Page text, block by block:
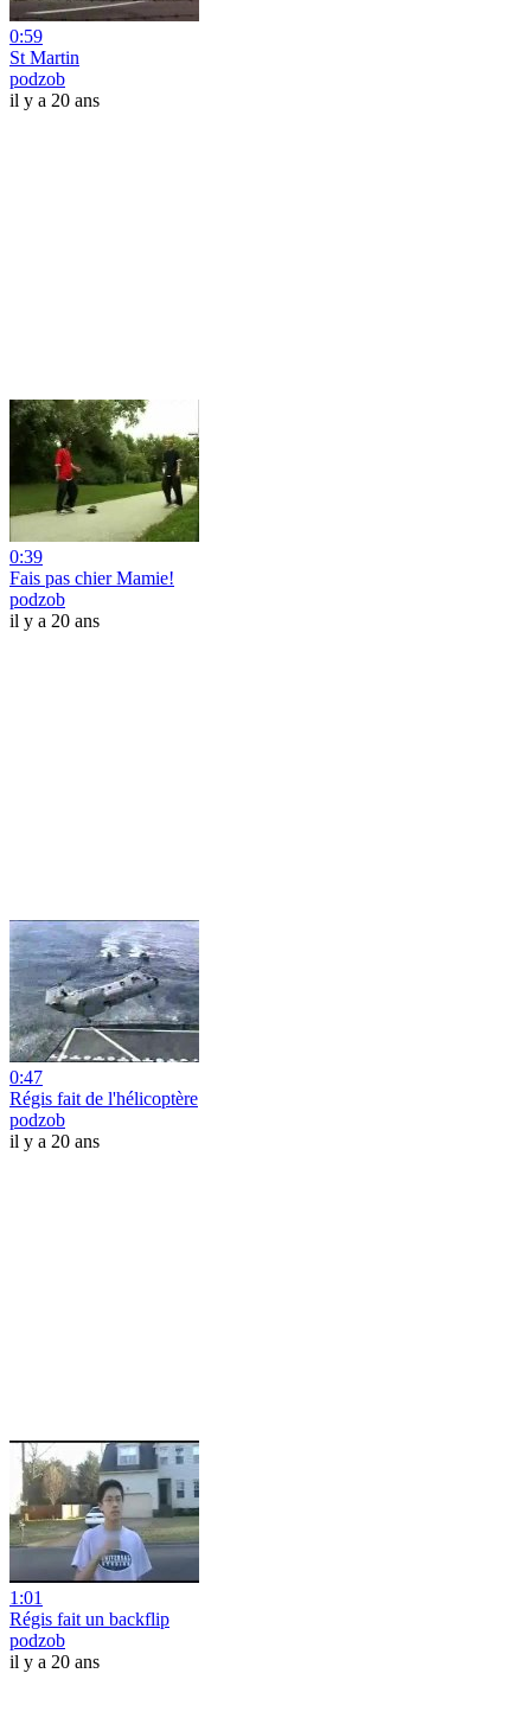
0:59
St Martin
podzob
il y a 20 ans
0:39
Fais pas chier Mamie!
podzob
il y a 20 ans
0:47
Régis fait de l'hélicoptère
podzob
il y a 20 ans
1:01
Régis fait un backflip
podzob
il y a 20 ans